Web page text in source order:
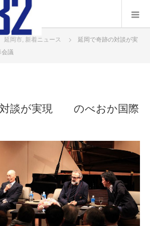
延岡市, 新着ニュース
延岡で奇跡の対談が実
議
対談が実現 のべおか国際